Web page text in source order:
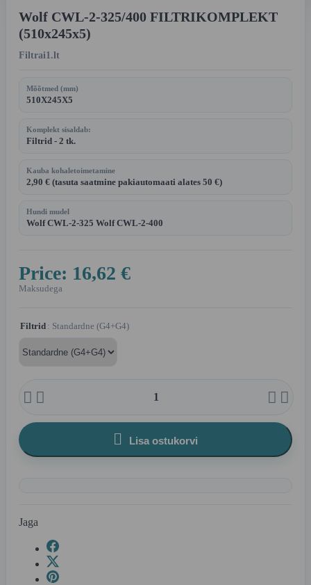
Wolf CWL-2-325/400 FILTRIKOMPLEKT
(510x245x5)
Filtrai1.lt
Mõõtmed (mm)
510X245X5
Komplekt sisaldab:
Filtrid - 2 tk.
Kauba kohaletoimetamine
2,90 € (tasuta saatmine pakiautomaati alates 50 €)
Hundi mudel
Wolf CWL-2-325 Wolf CWL-2-400
Price: 16,62 €
Maksudega
Filtrid : Standardne (G4+G4)
   
 Lisa ostukorvi
Jaga